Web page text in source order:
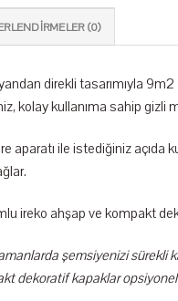
(0)
direkli tasarımıyla
kolay kullanıma sahip gizli
aparatı ile istediğiniz açıda
ireko ahşap ve kompakt
şemsiyenizi sürekli
dekoratif kapaklar